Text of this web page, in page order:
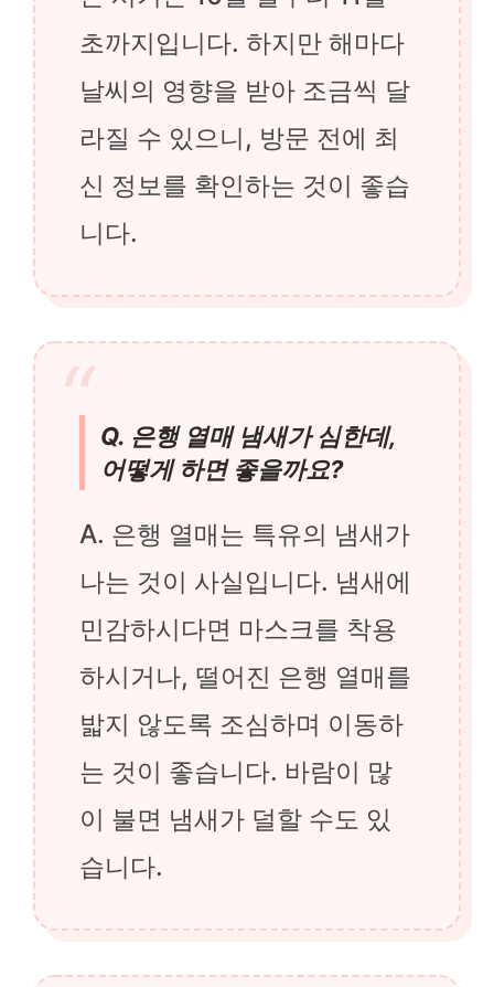
초까지입니다. 하지만 해마다
날씨의 영향을 받아 조금씩 달
라질 수 있으니, 방문 전에 최
신 정보를 확인하는 것이 좋습
니다.
Q. 은행 열매 냄새가 심한데,
어떻게 하면 좋을까요?
A. 은행 열매는 특유의 냄새가
나는 것이 사실입니다. 냄새에
민감하시다면 마스크를 착용
하시거나, 떨어진 은행 열매를
밟지 않도록 조심하며 이동하
는 것이 좋습니다. 바람이 많
이 불면 냄새가 덜할 수도 있
습니다.